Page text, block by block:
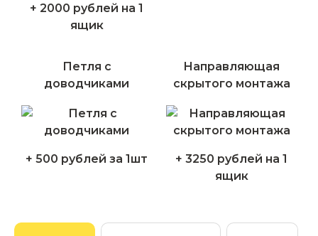
+ 2000 рублей на 1
ящик
Петля с
доводчиками
+ 500 рублей за 1шт
Направляющая
скрытого монтажа
+ 3250 рублей на 1
ящик